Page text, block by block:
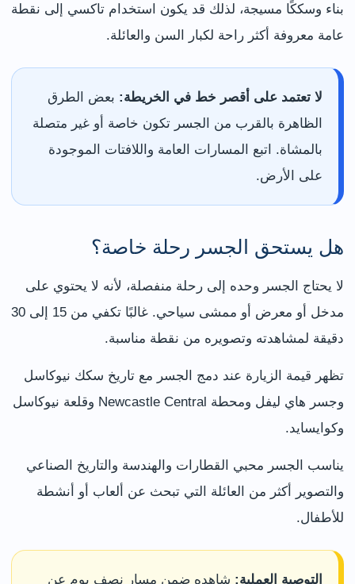
بناء وسككًا مسيجة، لذلك قد يكون استخدام تاكسي إلى نقطة
عامة معروفة أكثر راحة لكبار السن والعائلة.
لا تعتمد على أقصر خط في الخريطة: بعض الطرق
الظاهرة بالقرب من الجسر تكون خاصة أو غير متصلة
بالمشاة. اتبع المسارات العامة واللافتات الموجودة
على الأرض.
هل يستحق الجسر رحلة خاصة؟
لا يحتاج الجسر وحده إلى رحلة منفصلة، لأنه لا يحتوي على
مدخل أو معرض أو ممشى سياحي. غالبًا تكفي من 15 إلى 30
دقيقة لمشاهدته وتصويره من نقطة مناسبة.
تظهر قيمة الزيارة عند دمج الجسر مع تاريخ سكك نيوكاسل
وجسر هاي ليفل ومحطة Newcastle Central وقلعة نيوكاسل
وكوايسايد.
يناسب الجسر محبي القطارات والهندسة والتاريخ الصناعي
والتصوير أكثر من العائلة التي تبحث عن ألعاب أو أنشطة
للأطفال.
التوصية العملية: شاهده ضمن مسار نصف يوم عن